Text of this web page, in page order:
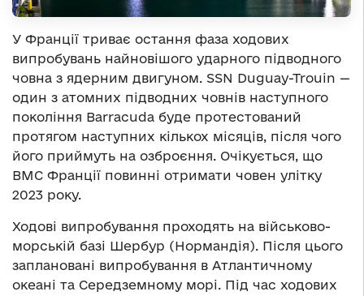
У Франції триває остання фаза ходових
випробувань найновішого ударного підводного
човна з ядерним двигуном. SSN Duguay-Trouin —
один з атомних підводних човнів наступного
покоління Barracuda буде протестований
протягом наступних кількох місяців, після чого
його приймуть на озброєння. Очікується, що
ВМС Франції повинні отримати човен улітку
2023 року.
Ходові випробування проходять на військово-
морській базі Шербур (Нормандія). Після цього
заплановані випробування в Атлантичному
океані та Середземному морі. Під час ходових